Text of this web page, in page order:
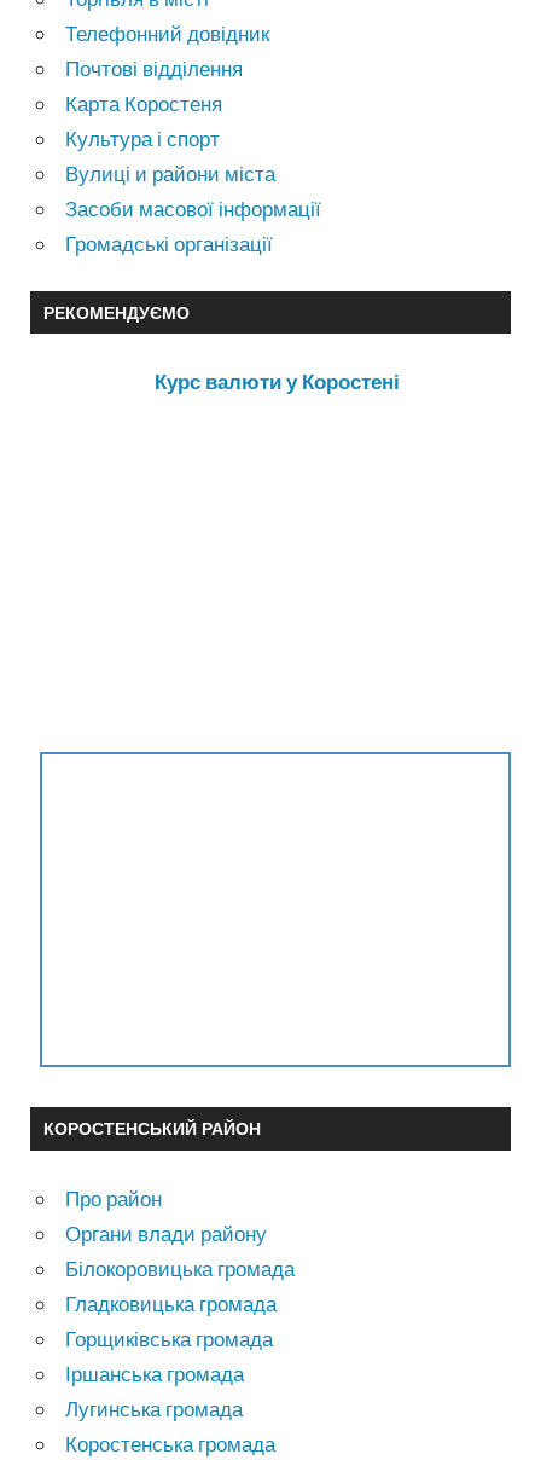
Телефонний довідник
Почтові відділення
Карта Коростеня
Культура і спорт
Вулиці и райони міста
Засоби масової інформації
Громадські організації
РЕКОМЕНДУЄМО
Курс валюти у Коростені
КОРОСТЕНСЬКИЙ РАЙОН
Про район
Органи влади району
Білокоровицька громада
Гладковицька громада
Горщиківська громада
Іршанська громада
Лугинська громада
Коростенська громада